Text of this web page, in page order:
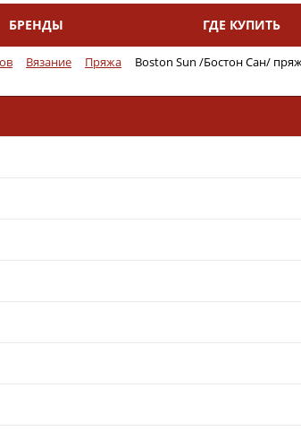
БРЕНДЫ ГДЕ КУПИТЬ
Вязание Пряжа Boston Sun /Бостон Сан/